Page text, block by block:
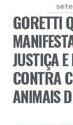
GORETTI
JUSTIÇA
CONTRA
ANIMAIS